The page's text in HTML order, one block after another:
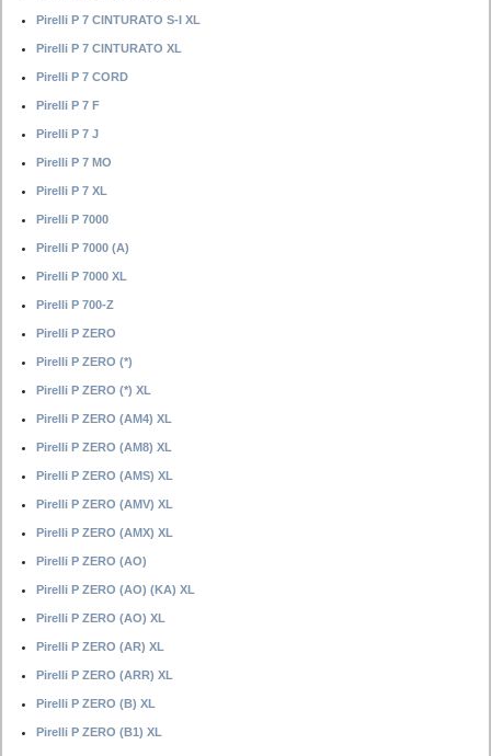
Pirelli P 7 CINTURATO S-I XL
Pirelli P 7 CINTURATO XL
Pirelli P 7 CORD
Pirelli P 7 F
Pirelli P 7 J
Pirelli P 7 MO
Pirelli P 7 XL
Pirelli P 7000
Pirelli P 7000 (A)
Pirelli P 7000 XL
Pirelli P 700-Z
Pirelli P ZERO
Pirelli P ZERO (*)
Pirelli P ZERO (*) XL
Pirelli P ZERO (AM4) XL
Pirelli P ZERO (AM8) XL
Pirelli P ZERO (AMS) XL
Pirelli P ZERO (AMV) XL
Pirelli P ZERO (AMX) XL
Pirelli P ZERO (AO)
Pirelli P ZERO (AO) (KA) XL
Pirelli P ZERO (AO) XL
Pirelli P ZERO (AR) XL
Pirelli P ZERO (ARR) XL
Pirelli P ZERO (B) XL
Pirelli P ZERO (B1) XL